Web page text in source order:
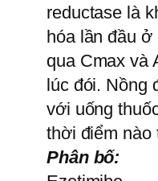
reductase là
hóa lần đầu
qua Cmax và
lúc đói. Nồng
với uống
thời điểm nào
Phân bố: